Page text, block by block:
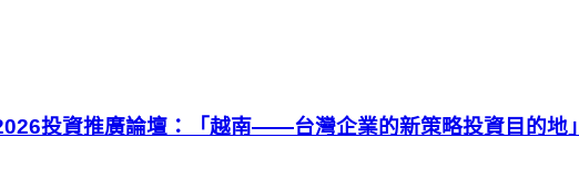
投資推廣論壇：「越南——台灣企業的新策略投資目的地」